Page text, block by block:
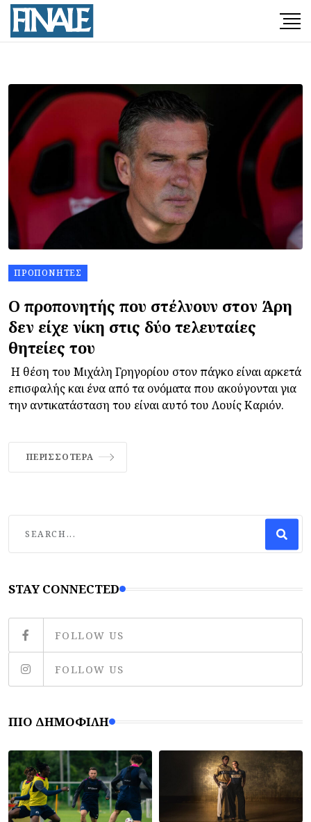
ΠΡΟΠΟΝΗΤΈΣ
Ο προπονητής που στέλνουν στον Άρη
δεν είχε νίκη στις δύο τελευταίες
θητείες του
Η θέση του Μιχάλη Γρηγορίου στον πάγκο είναι αρκετά
επισφαλής και ένα από τα ονόματα που ακούγονται για
την αντικατάσταση του είναι αυτό του Λουίς Καριόν.
ΠΕΡΙΣΣΌΤΕΡΑ
STAY CONNECTED
FOLLOW US
FOLLOW US
ΠΙΟ ΔΗΜΟΦΙΛΉ